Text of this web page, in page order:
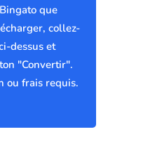
que
collez-
dessus et
"Convertir".
ou frais requis.